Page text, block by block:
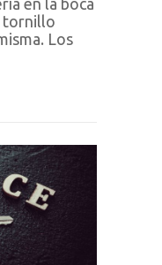
tornillo
Los